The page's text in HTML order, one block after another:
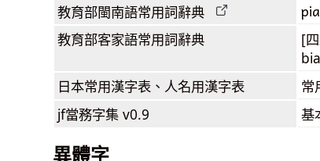
教育部閩南語常用詞辭典
教育部客家語常用詞辭典
[
日本常用漢字表 、人名用漢字表 常
jf當務字集 v0.9 基
異體字